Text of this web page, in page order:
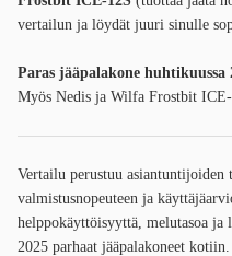
vertailun ja löydät juuri sinulle
Paras jääpalakone huhtikuussa
Myös Nedis ja Wilfa Frostbit ICE-
Vertailu perustuu asiantuntijoiden
valmistusnopeuteen ja
helppokäyttöisyyttä, melutasoa ja
2025 parhaat jääpalakoneet kotiin.